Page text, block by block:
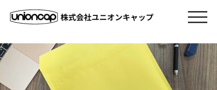
株式会社ユニオンキャップ